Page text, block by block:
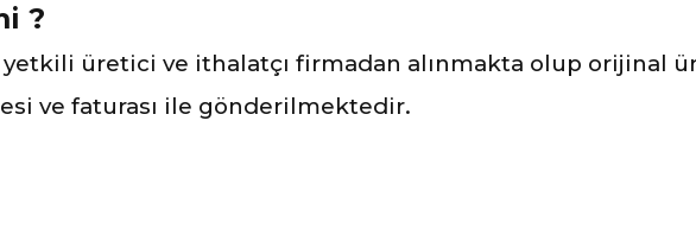
?
üretici ve ithalatçı firmadan alınmakta olup orijinal
ve faturası ile gönderilmektedir.